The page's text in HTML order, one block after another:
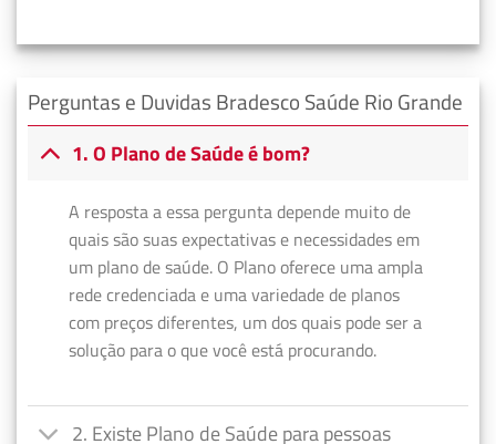
Perguntas e Duvidas Bradesco Saúde Rio Grande
1. O Plano de Saúde é bom?
A resposta a essa pergunta depende muito de
quais são suas expectativas e necessidades em
um plano de saúde. O Plano oferece uma ampla
rede credenciada e uma variedade de planos
com preços diferentes, um dos quais pode ser a
solução para o que você está procurando.
2. Existe Plano de Saúde para pessoas